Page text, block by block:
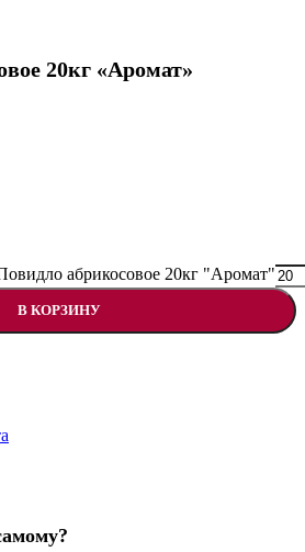
20кг «Аромат»
абрикосовое 20кг "Аромат"
В КОРЗИНУ